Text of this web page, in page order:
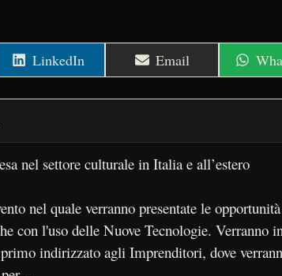
Share
on
LinkedIn Share
on
Email
on